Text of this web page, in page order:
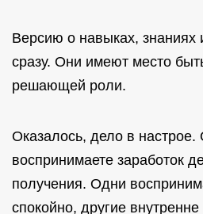
Версию о навыках, знаниях
сразу. Они имеют место
решающей роли.
Оказалось, дело в настрое.
воспринимаете заработок
получения. Одни
спокойно, другие